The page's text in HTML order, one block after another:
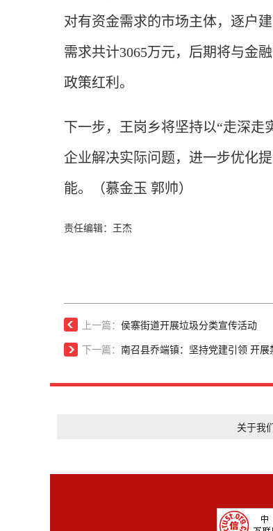
对有资金需求的市场主体，逐户
需求共计3065万元，后期将与金
政策红利。
下一步，王岗乡将坚持以“走深走
企业解决实际问题，进一步优化
能。
（慕金玉 郭帅）
责任编辑：王杰
上一篇： 侯寨街道开展垃圾分类宣传活动
下一篇： 南召县乔端镇：坚持党建引领 开
关于我